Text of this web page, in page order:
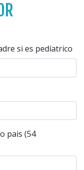
si es pedíatrico
pais (54